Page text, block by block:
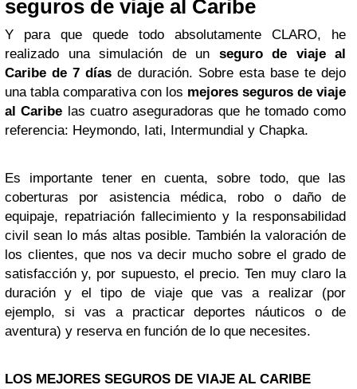
seguros de viaje al Caribe
Y para que quede todo absolutamente CLARO, he
realizado una simulación de un seguro de viaje al
Caribe de 7 días de duración. Sobre esta base te dejo
una tabla comparativa con los mejores seguros de viaje
al Caribe las cuatro aseguradoras que he tomado como
referencia: Heymondo, Iati, Intermundial y Chapka.
Es importante tener en cuenta, sobre todo, que las
coberturas por asistencia médica, robo o daño de
equipaje, repatriación fallecimiento y la responsabilidad
civil sean lo más altas posible. También la valoración de
los clientes, que nos va decir mucho sobre el grado de
satisfacción y, por supuesto, el precio. Ten muy claro la
duración y el tipo de viaje que vas a realizar (por
ejemplo, si vas a practicar deportes náuticos o de
aventura) y reserva en función de lo que necesites.
LOS MEJORES SEGUROS DE VIAJE AL CARIBE